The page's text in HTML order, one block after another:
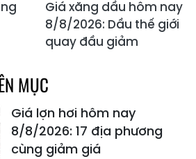
Giá xăng dầu hôm nay
8/8/2026: Dầu thế giới
quay đầu giảm
MỤC
Giá lợn hơi hôm nay
8/8/2026: 17 địa phương
cùng giảm giá